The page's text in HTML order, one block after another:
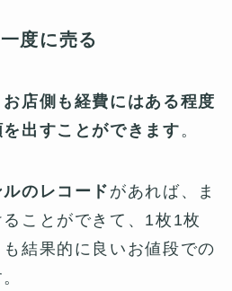
度に売る
店側も経費にはある程度
出すことができます。
のレコードがあれば、ま
ことができて、1枚1枚
結果的に良いお値段での